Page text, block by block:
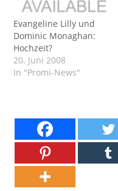
Evangeline Lilly und
Dominic Monaghan:
Hochzeit?
20. Juni 2008
In "Promi-News"